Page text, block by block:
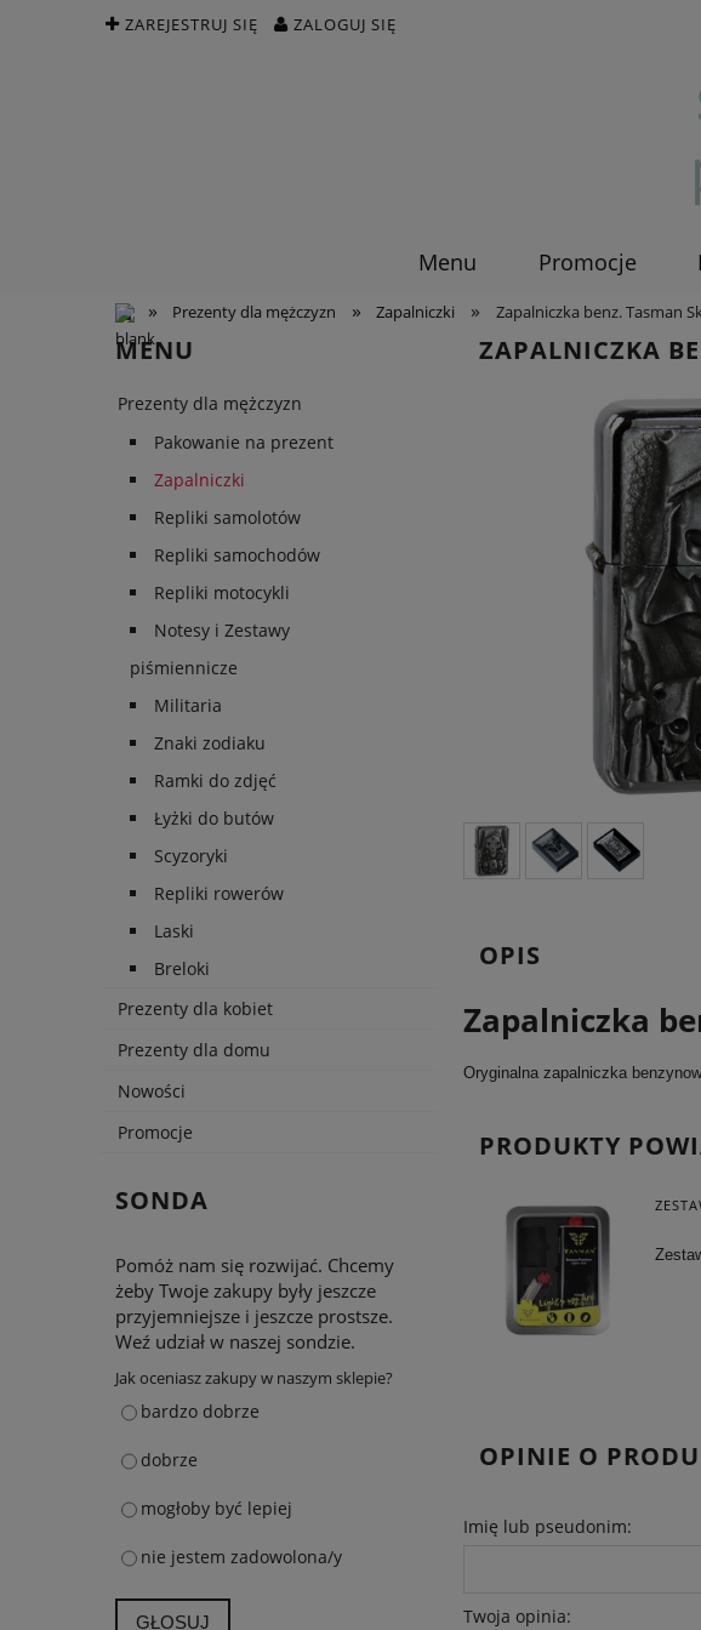
ZAREJESTRUJ SIĘ ZALOGUJ SIĘ
Menu Promocje
» Prezenty dla mężczyzn » Zapalniczki » Zapalniczka benz. Tasman
MENU
Prezenty dla mężczyzn
Pakowanie na prezent
Zapalniczki
Repliki samolotów
Repliki samochodów
Repliki motocykli
Notesy i Zestawy
piśmiennicze
Militaria
Znaki zodiaku
Ramki do zdjęć
Łyżki do butów
Scyzoryki
Repliki rowerów
Laski
Breloki
Prezenty dla kobiet
Prezenty dla domu
Nowości
Promocje
SONDA
Pomóż nam się rozwijać. Chcemy
żeby Twoje zakupy były jeszcze
przyjemniejsze i jeszcze prostsze.
Weź udział w naszej sondzie.
Jak oceniasz zakupy w naszym sklepie?
bardzo dobrze
dobrze
mogłoby być lepiej
nie jestem zadowolona/y
GŁOSUJ
ZAPALNICZKA
OPIS
Zapalniczka
Oryginalna zapalniczka
PRODUKTY
OPINIE O
Imię lub pseudonim:
Twoja opinia: